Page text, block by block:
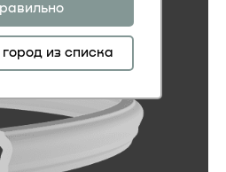
из списка